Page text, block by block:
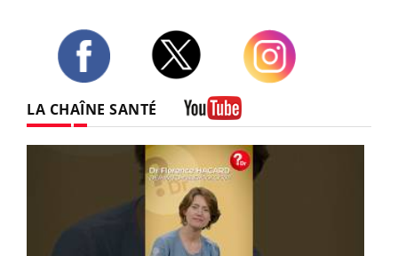
LA CHAÎNE SANTÉ